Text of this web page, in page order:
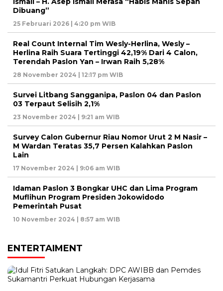
Dibuang”
25 Februari 2026 | 4:20 pm WIB
Real Count Internal Tim Wesly-Herlina, Wesly –
Herlina Raih Suara Tertinggi 42,19% Dari 4 Calon,
Terendah Paslon Yan – Irwan Raih 5,28%
28 November 2024 | 12:17 pm WIB
Survei Litbang Sangganipa, Paslon 04 dan Paslon
03 Terpaut Selisih 2,1%
23 November 2024 | 9:21 am WIB
Survey Calon Gubernur Riau Nomor Urut 2 M Nasir –
M Wardan Teratas 35,7 Persen Kalahkan Paslon
Lain
17 November 2024 | 9:06 am WIB
Idaman Paslon 3 Bongkar UHC dan Lima Program
Muflihun Program Presiden Jokowidodo
Pemerintah Pusat
10 November 2024 | 8:57 am WIB
ENTERTAIMENT